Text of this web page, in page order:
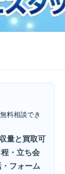
に掲載いただきまし…
に掲載いただきまし…
料相談でき
量と買取可
・立ち会
フォーム